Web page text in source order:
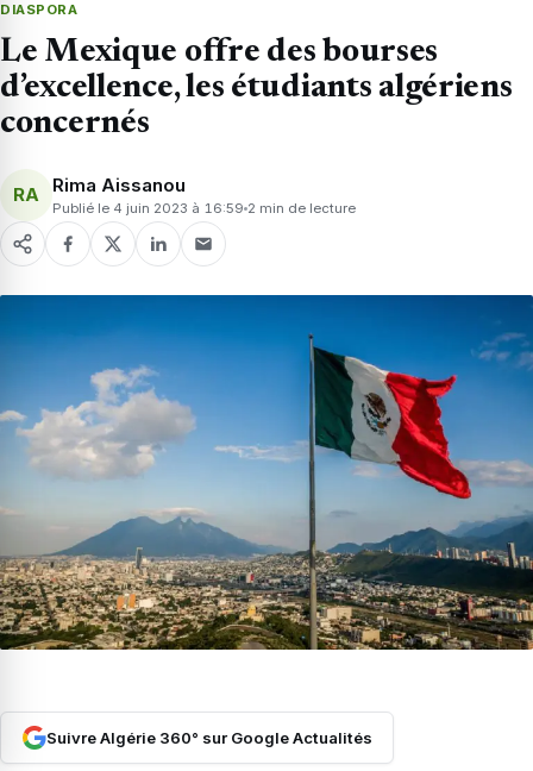
DIASPORA
Le Mexique offre des bourses
d’excellence, les étudiants algériens
concernés
RA Rima Aissanou
Publié le 4 juin 2023 à 16:59 2 min de lecture
Suivre Algérie 360° sur Google Actualités